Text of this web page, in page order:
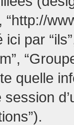
“http://
par
quelle
session